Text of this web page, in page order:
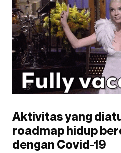
Aktivitas yang
roadmap hidup
dengan Covid-19